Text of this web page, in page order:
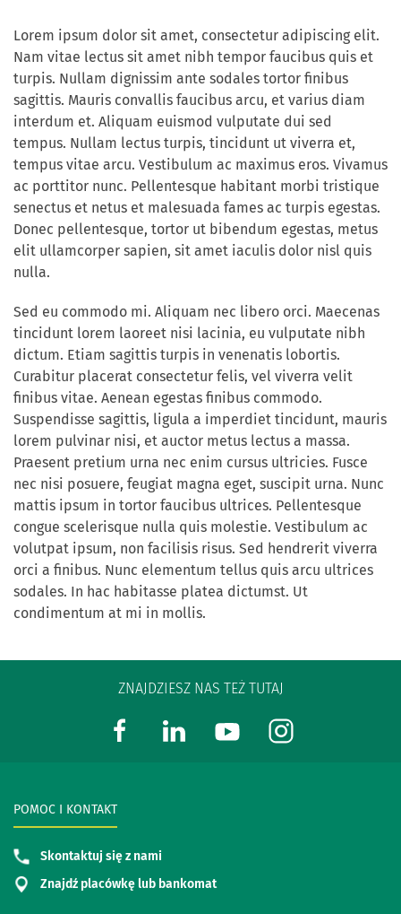
Lorem ipsum dolor sit amet, consectetur adipiscing elit.
Nam vitae lectus sit amet nibh tempor faucibus quis et
turpis. Nullam dignissim ante sodales tortor finibus
sagittis. Mauris convallis faucibus arcu, et varius diam
interdum et. Aliquam euismod vulputate dui sed
tempus. Nullam lectus turpis, tincidunt ut viverra et,
tempus vitae arcu. Vestibulum ac maximus eros. Vivamus
ac porttitor nunc. Pellentesque habitant morbi tristique
senectus et netus et malesuada fames ac turpis egestas.
Donec pellentesque, tortor ut bibendum egestas, metus
elit ullamcorper sapien, sit amet iaculis dolor nisl quis
nulla.
Sed eu commodo mi. Aliquam nec libero orci. Maecenas
tincidunt lorem laoreet nisi lacinia, eu vulputate nibh
dictum. Etiam sagittis turpis in venenatis lobortis.
Curabitur placerat consectetur felis, vel viverra velit
finibus vitae. Aenean egestas finibus commodo.
Suspendisse sagittis, ligula a imperdiet tincidunt, mauris
lorem pulvinar nisi, et auctor metus lectus a massa.
Praesent pretium urna nec enim cursus ultricies. Fusce
nec nisi posuere, feugiat magna eget, suscipit urna. Nunc
mattis ipsum in tortor faucibus ultrices. Pellentesque
congue scelerisque nulla quis molestie. Vestibulum ac
volutpat ipsum, non facilisis risus. Sed hendrerit viverra
orci a finibus. Nunc elementum tellus quis arcu ultrices
sodales. In hac habitasse platea dictumst. Ut
condimentum at mi in mollis.
ZNAJDZIESZ NAS TEŻ TUTAJ
POMOC I KONTAKT
Skontaktuj się z nami
Znajdź placówkę lub bankomat